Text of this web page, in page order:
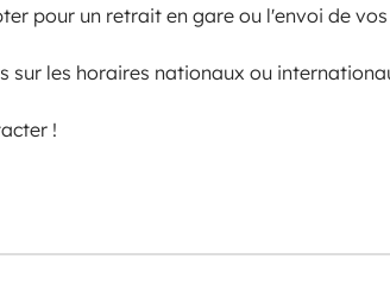
pour un retrait en gare ou l'envoi de
sur les horaires nationaux ou
!